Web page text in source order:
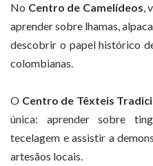
No Centro de Camelídeos,
aprender sobre lhamas,
descobrir o papel histórico
colombianas.
O Centro de Têxteis
única: aprender sobre
tecelagem e assistir a
artesãos locais.